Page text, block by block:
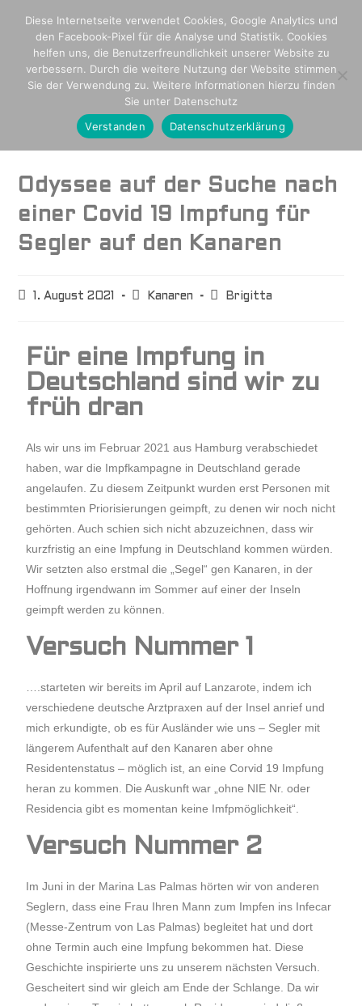
Odyssee auf der Suche nach
einer Covid 19 Impfung für
Segler auf den Kanaren
1. August 2021 Kanaren Brigitta
Für eine Impfung in
Deutschland sind wir zu
früh dran
Als wir uns im Februar 2021 aus Hamburg verabschiedet
haben, war die Impfkampagne in Deutschland gerade
angelaufen. Zu diesem Zeitpunkt wurden erst Personen mit
bestimmten Priorisierungen geimpft, zu denen wir noch nicht
gehörten. Auch schien sich nicht abzuzeichnen, dass wir
kurzfristig an eine Impfung in Deutschland kommen würden.
Wir setzten also erstmal die „Segel“ gen Kanaren, in der
Hoffnung irgendwann im Sommer auf einer der Inseln
geimpft werden zu können.
Versuch Nummer 1
….starteten wir bereits im April auf Lanzarote, indem ich
verschiedene deutsche Arztpraxen auf der Insel anrief und
mich erkundigte, ob es für Ausländer wie uns – Segler mit
längerem Aufenthalt auf den Kanaren aber ohne
Residentenstatus – möglich ist, an eine Corvid 19 Impfung
heran zu kommen. Die Auskunft war „ohne NIE Nr. oder
Residencia gibt es momentan keine Imfpmöglichkeit“.
Versuch Nummer 2
Im Juni in der Marina Las Palmas hörten wir von anderen
Seglern, dass eine Frau Ihren Mann zum Impfen ins Infecar
(Messe-Zentrum von Las Palmas) begleitet hat und dort
ohne Termin auch eine Impfung bekommen hat. Diese
Geschichte inspirierte uns zu unserem nächsten Versuch.
Gescheitert sind wir gleich am Ende der Schlange. Da wir
Diese Internetseite verwendet Cookies, Google Analytics und
den Facebook-Pixel für die Analyse und Statistik. Cookies
helfen uns, die Benutzerfreundlichkeit unserer Website zu
verbessern. Durch die weitere Nutzung der Website stimmen
Sie der Verwendung zu. Weitere Informationen hierzu finden
Sie unter Datenschutz
Verstanden
Datenschutzerklärung